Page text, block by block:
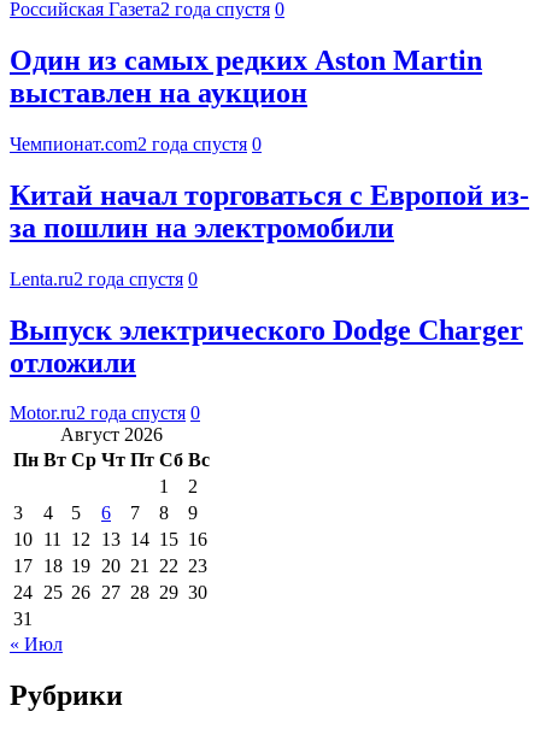
Российская Газета2 года спустя 0
Один из самых редких Aston Martin
выставлен на аукцион
Чемпионат.com2 года спустя 0
Китай начал торговаться с Европой из-
за пошлин на электромобили
Lenta.ru2 года спустя 0
Выпуск электрического Dodge Charger
отложили
Motor.ru2 года спустя 0
Август 2026
Пн Вт Ср Чт Пт Сб Вс
1
2
3
4 5 6 7 8
9
10 11 12 13 14 15 16
17 18 19 20 21 22 23
24 25 26 27 28 29 30
31
« Июл
Рубрики